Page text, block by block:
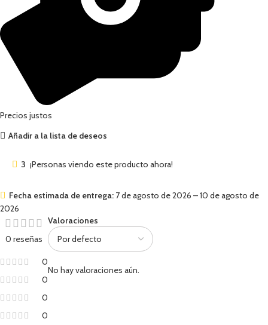
Precios justos
Añadir a la lista de deseos
3 ¡Personas viendo este producto ahora!
Fecha estimada de entrega: 7 de agosto de 2026 – 10 de agosto de
2026
0 reseñas
0
0
0
0
Valoraciones
No hay valoraciones aún.